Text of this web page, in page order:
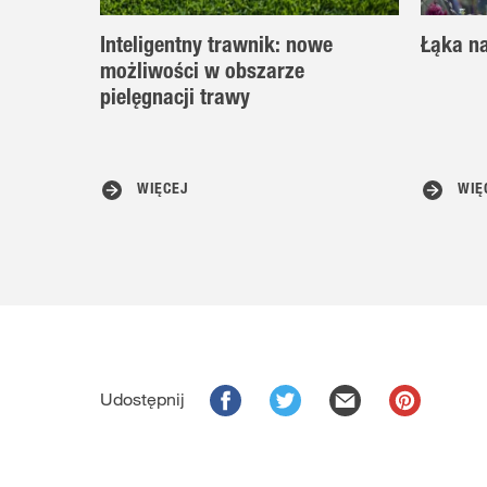
Inteligentny trawnik: nowe
możliwości w obszarze
pielęgnacji trawy
WIĘCEJ
Łąka
Udostępnij